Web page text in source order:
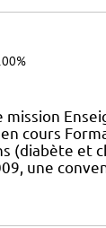
mission
cours
(diabète et
une